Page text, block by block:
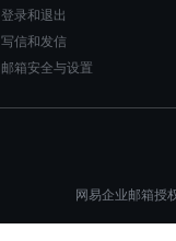
登录和退出
写信和发信
邮箱安全与设置
网易企业邮箱